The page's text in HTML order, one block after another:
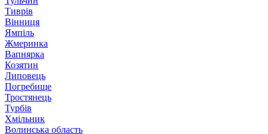
Тиврів
Вінниця
Ямпіль
Жмеринка
Вапнярка
Козятин
Липовець
Погребище
Тростянець
Турбів
Хмільник
Волинська область